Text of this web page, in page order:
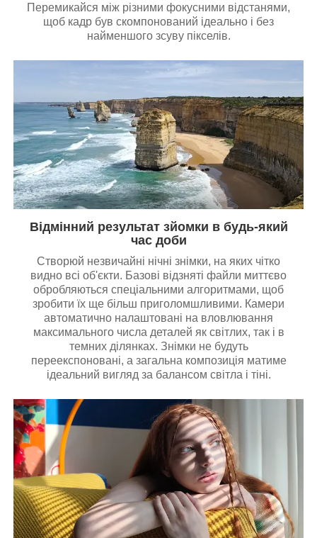
Перемикайся між різними фокусними відстанями,
щоб кадр був скомпонований ідеально і без
найменшого зсуву пікселів.
Відмінний результат зйомки в будь-який
час доби
Створюй незвичайні нічні знімки, на яких чітко
видно всі об'єкти. Базові відзняті файли миттєво
обробляються спеціальними алгоритмами, щоб
зробити їх ще більш приголомшливими. Камери
автоматично налаштовані на вловлювання
максимального числа деталей як світлих, так і в
темних ділянках. Знімки не будуть
переекспоновані, а загальна композиція матиме
ідеальний вигляд за балансом світла і тіні.